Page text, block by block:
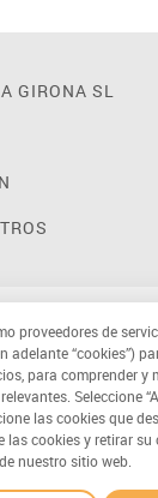
GIRONA SL
proveedores de
adelante “cookies”)
para comprender y
Seleccione
las cookies que
las cookies y retirar su
nuestro sitio web.